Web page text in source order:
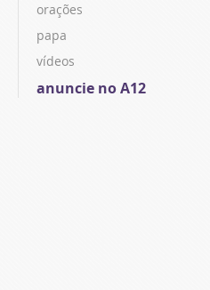
orações
papa
vídeos
anuncie no A12